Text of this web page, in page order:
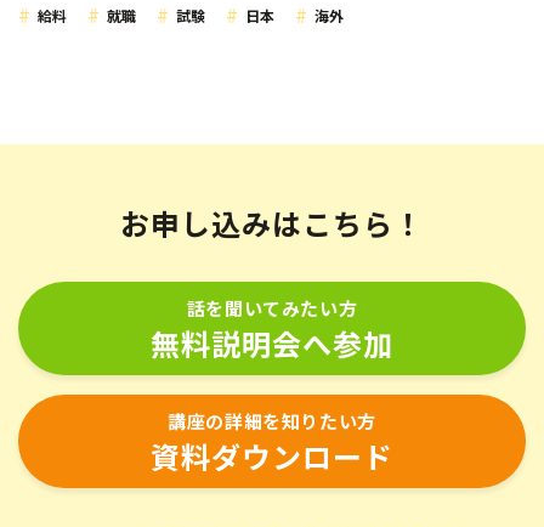
給料 就職 試験 日本 海外
お申し込みはこちら！
話を聞いてみたい方
無料説明会へ参加
講座の詳細を知りたい方
資料ダウンロード